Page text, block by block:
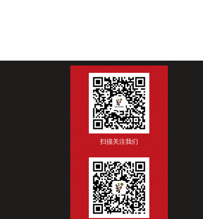
扫描关注我们